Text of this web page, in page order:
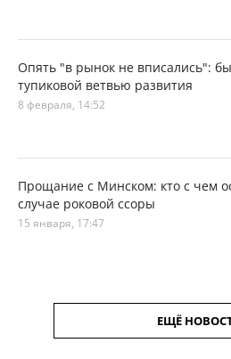
Опять "в рынок не вписались":
тупиковой ветвью развития
8 февраля, 14:52
Прощание с Минском: кто с чем
случае роковой ссоры
15 января, 17:47
ЕЩЁ